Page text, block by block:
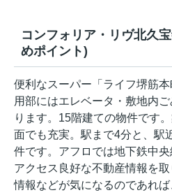
コンフォリア・リヴ北久
めポイント)
便利なスーパー「ライフ堺筋
用部にはエレベータ・敷地内
ります。15階建ての物件です
面でも充実。駅まで4分と、駅
件です。アフロでは地下鉄中
アクセス良好な不動産情報を
情報などが気になるのであれ